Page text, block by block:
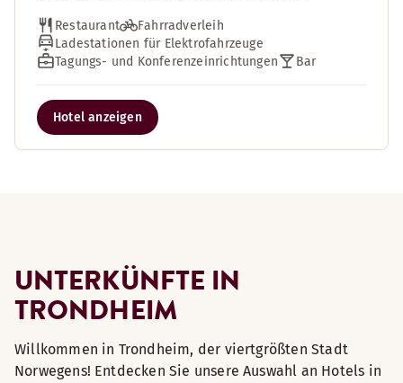
Restaurant
Fahrradverleih
Ladestationen für Elektrofahrzeuge
Tagungs- und Konferenzeinrichtungen
Bar
Hotel anzeigen
UNTERKÜNFTE IN
TRONDHEIM
Willkommen in Trondheim, der viertgrößten Stadt
Norwegens! Entdecken Sie unsere Auswahl an Hotels in